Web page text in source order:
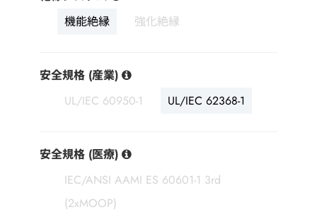
機能絶縁
強化絶縁
安全規格 (産業)
UL/IEC 60950-1
UL/IEC 62368-1
安全規格 (医療)
IEC/ANSI AAMI ES 60601-1 3rd
(2xMOOP)